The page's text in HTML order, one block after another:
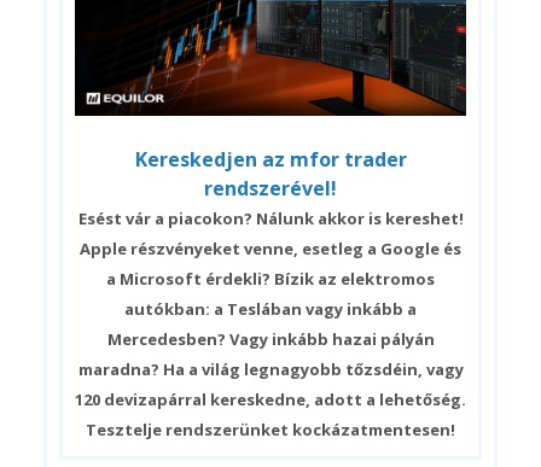
Kereskedjen az mfor trader
rendszerével!
Esést vár a piacokon? Nálunk akkor is kereshet!
Apple részvényeket venne, esetleg a Google és
a Microsoft érdekli? Bízik az elektromos
autókban: a Teslában vagy inkább a
Mercedesben? Vagy inkább hazai pályán
maradna? Ha a világ legnagyobb tőzsdéin, vagy
120 devizapárral kereskedne, adott a lehetőség.
Tesztelje rendszerünket kockázatmentesen!